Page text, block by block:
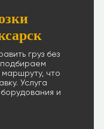
груз без
что
Услуга
и